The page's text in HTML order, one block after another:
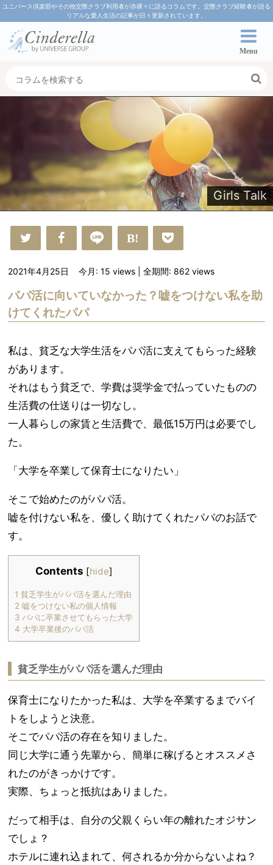
ユニバース倶楽部やその他交際クラブ利用者が赤裸々に語るコラムです。交際クラブ経験者が語る
リアルな愛人生活の記事が日々更新されています。
Menu
Girls Talk
2021年4月25日 今月: 15views | 全期間: 862views
パパ活に向いていなかった？嘘をつけない私を助
けてくれたパパ
私は、貧乏な大学生活をパパ活に支えてもらった経験
があります。
それはもう貧乏で、学費は奨学金で払っていたものの
生活費の仕送りは一切なし。
一人暮らしの家賃と生活費で、最低15万円は必要でし
た。
「大学を卒業して保育士になりたい」
そこで始めたのがパパ活。
嘘を付けない私を、優しく助けてくれたパパのお話で
す。
Contents [hide]
1 貧乏学生がパパ活を選んだ理由
2 嘘をつけない私の個人情報
3 パパに卒業させてもらった大学
4 大学卒業後のパパ活
貧乏学生がパパ活を選んだ理由
保育士になりたかった私は、大学を卒業するまでバイ
トをしようと決意。
そこでパパ活の存在を知りました。
同じ大学に通う先輩から、簡単に稼げるとオススメさ
れたのがきっかけです。
実際、ちょっと抵抗はありました。
だって相手は、自分の父親くらい年の離れたオジサン
でしょ？
ホテルに連れ込まれて、何されるか分からないよね？